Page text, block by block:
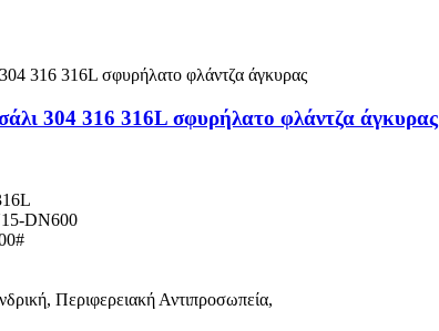
304 316 316L σφυρήλατο φλάντζα άγκυρας
DN600
Περιφερειακή Αντιπροσωπεία,